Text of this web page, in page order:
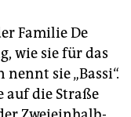
Familie De
wie sie für das
sie „Bassi“.
auf die Straße